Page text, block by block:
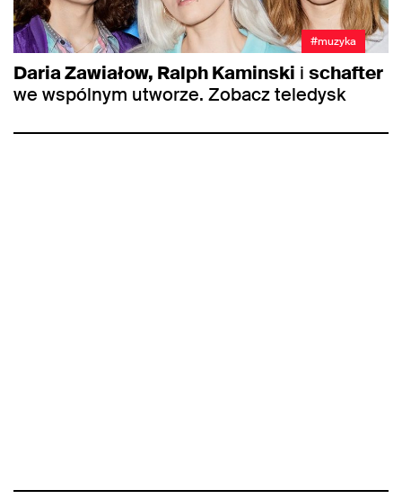
#muzyka
Daria Zawiałow, Ralph Kaminski i schafter
we wspólnym utworze. Zobacz teledysk